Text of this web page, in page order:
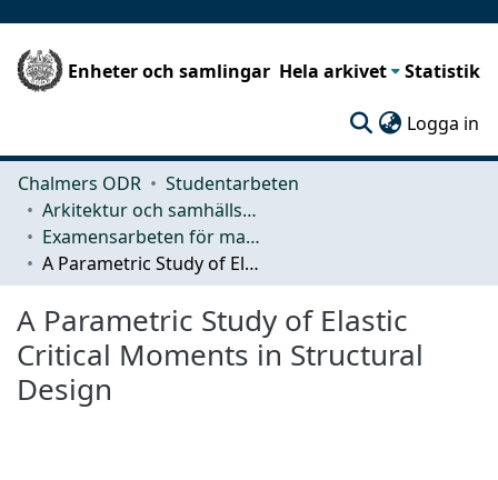
Enheter och samlingar Hela arkivet Statistik
Logga in
Chalmers ODR
Studentarbeten
Arkitektur och samhällsbyggnadsteknik (ACE)
Examensarbeten för masterexamen
A Parametric Study of Elastic Critical Moments in Structural Design
A Parametric Study of Elastic
Critical Moments in Structural
Design